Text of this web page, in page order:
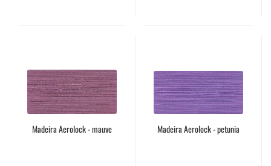
Madeira Aerolock - mauve Madeira Aerolock - petunia